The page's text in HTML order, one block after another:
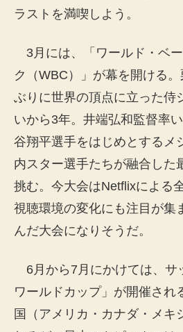
ラストを満喫しよう。
3月には、「ワールド・ベ
ク（WBC）」が幕を開ける
ぶりに世界の頂点に立った侍
いから3年。井端弘和監督率
谷翔平選手をはじめとするメ
内スター選手たちが融合した
挑む。今大会はNetflixによる
視聴環境の変化にも注目が集
んだ大会になりそうだ。
6月から7月にかけては、サ
ワールドカップ」が開催され
国（アメリカ・カナダ・メキ